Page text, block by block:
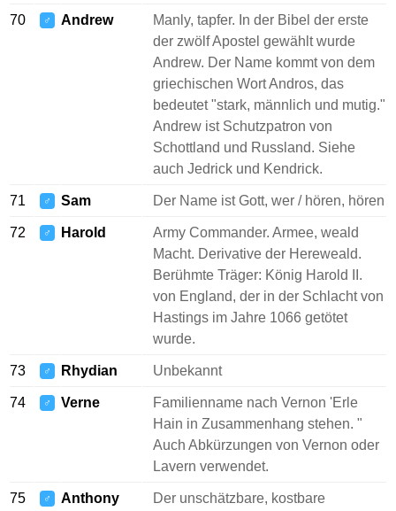
70 ♂ Andrew
Manly, tapfer. In der Bibel der erste
der zwölf Apostel gewählt wurde
Andrew. Der Name kommt von dem
griechischen Wort Andros, das
bedeutet "stark, männlich und mutig."
Andrew ist Schutzpatron von
Schottland und Russland. Siehe
auch Jedrick und Kendrick.
71 ♂ Sam Der Name ist Gott, wer / hören, hören
72 ♂ Harold
Army Commander. Armee, weald
Macht. Derivative der Hereweald.
Berühmte Träger: König Harold II.
von England, der in der Schlacht von
Hastings im Jahre 1066 getötet
wurde.
73 ♂ Rhydian Unbekannt
74 ♂ Verne
Familienname nach Vernon 'Erle
Hain in Zusammenhang stehen. "
Auch Abkürzungen von Vernon oder
Lavern verwendet.
75 ♂ Anthony
Der unschätzbare, kostbare